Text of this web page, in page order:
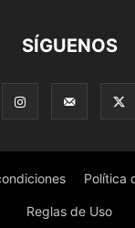
SÍGUENOS
Política
Reglas de Uso